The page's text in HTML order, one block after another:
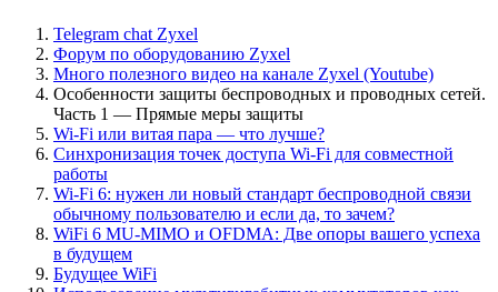
Telegram chat Zyxel
Форум по оборудованию Zyxel
Много полезного видео на канале Zyxel (Youtube)
Особенности защиты беспроводных и проводных сетей.
Часть 1 — Прямые меры защиты
Wi-Fi или витая пара — что лучше?
Синхронизация точек доступа Wi-Fi для совместной
работы
Wi-Fi 6: нужен ли новый стандарт беспроводной связи
обычному пользователю и если да, то зачем?
WiFi 6 MU-MIMO и OFDMA: Две опоры вашего успеха
в будущем
Будущее WiFi